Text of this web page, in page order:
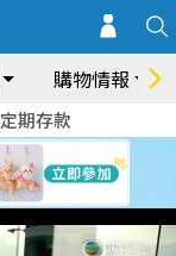
購物情報
定期存款